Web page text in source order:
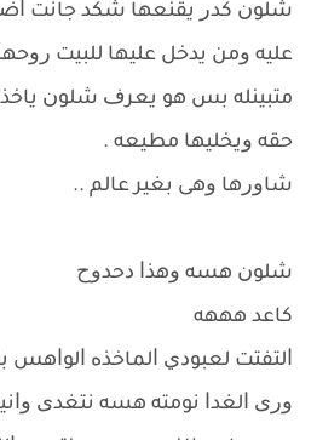
ﺷﻠﻮﻥ ﻛﺪﺭ ﻳﻘﻨﻌﻬﺎ ﺷﻜﺪ ﺟﺎﻧﺖ
ﻋﻠﻴﻪ ﻭﻣﻦ ﻳﺪﺧﻞ ﻋﻠﻴﻬﺎ ﻟﻠﺒﻴﺖ
ﻣﺘﺒﻴﻨﻠﻪ ﺑﺲ ﻫﻮ ﻳﻌﺮﻑ ﺷﻠﻮﻥ ﻳﺎﺧﺬ
ﺣﻘﻪ ﻭﻳﺨﻠﻴﻬﺎ ﻣﻄﻴﻌﻪ .
ﺷﺎﻭﺭﻫﺎ ﻭﻫﻰ ﺑﻐﻴﺮ ﻋﺎﻟﻢ ..
ﺷﻠﻮﻥ ﻫﺴﻪ ﻭﻫﺬﺍ ﺩﺣﺪﻭﺡ
ﻛﺎﻋﺪ ﻫﻬﻬﻪ
ﺍﻟﺘﻔﺘﺖ ﻟﻌﺒﻮﺩﻱ ﺍﻟﻤﺎﺧﺬﻩ ﺍﻟﻮﺍﻫﺲ
ﻭﺭﻯ ﺍﻟﻐﺪﺍ ﻧﻮﻣﺘﻪ ﻫﺴﻪ ﻧﺘﻐﺪﻯ